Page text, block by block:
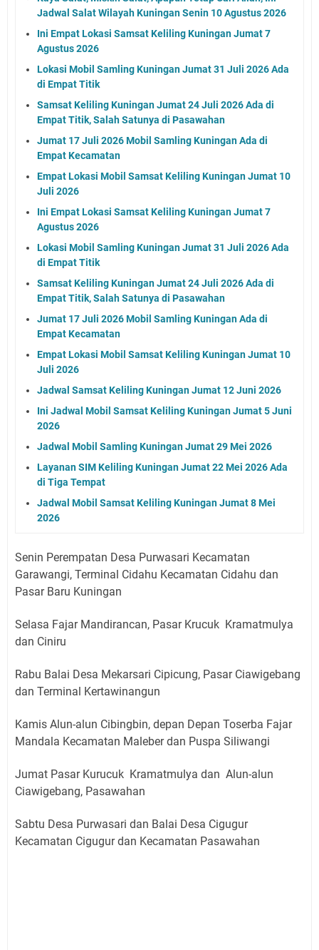
Jadwal Salat Wilayah Kuningan Senin 10 Agustus 2026
Ini Empat Lokasi Samsat Keliling Kuningan Jumat 7
Agustus 2026
Lokasi Mobil Samling Kuningan Jumat 31 Juli 2026 Ada
di Empat Titik
Samsat Keliling Kuningan Jumat 24 Juli 2026 Ada di
Empat Titik, Salah Satunya di Pasawahan
Jumat 17 Juli 2026 Mobil Samling Kuningan Ada di
Empat Kecamatan
Empat Lokasi Mobil Samsat Keliling Kuningan Jumat 10
Juli 2026
Ini Empat Lokasi Samsat Keliling Kuningan Jumat 7
Agustus 2026
Lokasi Mobil Samling Kuningan Jumat 31 Juli 2026 Ada
di Empat Titik
Samsat Keliling Kuningan Jumat 24 Juli 2026 Ada di
Empat Titik, Salah Satunya di Pasawahan
Jumat 17 Juli 2026 Mobil Samling Kuningan Ada di
Empat Kecamatan
Empat Lokasi Mobil Samsat Keliling Kuningan Jumat 10
Juli 2026
Jadwal Samsat Keliling Kuningan Jumat 12 Juni 2026
Ini Jadwal Mobil Samsat Keliling Kuningan Jumat 5 Juni
2026
Jadwal Mobil Samling Kuningan Jumat 29 Mei 2026
Layanan SIM Keliling Kuningan Jumat 22 Mei 2026 Ada
di Tiga Tempat
Jadwal Mobil Samsat Keliling Kuningan Jumat 8 Mei
2026
Senin Perempatan Desa Purwasari Kecamatan
Garawangi, Terminal Cidahu Kecamatan Cidahu dan
Pasar Baru Kuningan
Selasa Fajar Mandirancan, Pasar Krucuk Kramatmulya
dan Ciniru
Rabu Balai Desa Mekarsari Cipicung, Pasar Ciawigebang
dan Terminal Kertawinangun
Kamis Alun-alun Cibingbin, depan Depan Toserba Fajar
Mandala Kecamatan Maleber dan Puspa Siliwangi
Jumat Pasar Kurucuk Kramatmulya dan Alun-alun
Ciawigebang, Pasawahan
Sabtu Desa Purwasari dan Balai Desa Cigugur
Kecamatan Cigugur dan Kecamatan Pasawahan